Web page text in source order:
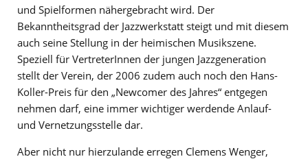
und Spielformen nähergebracht wird. Der
Bekanntheitsgrad der Jazzwerkstatt steigt und mit diesem
auch seine Stellung in der heimischen Musikszene.
Speziell für VertreterInnen der jungen Jazzgeneration
stellt der Verein, der 2006 zudem auch noch den Hans-
Koller-Preis für den „Newcomer des Jahres“ entgegen
nehmen darf, eine immer wichtiger werdende Anlauf-
und Vernetzungsstelle dar.
Aber nicht nur hierzulande erregen Clemens Wenger,